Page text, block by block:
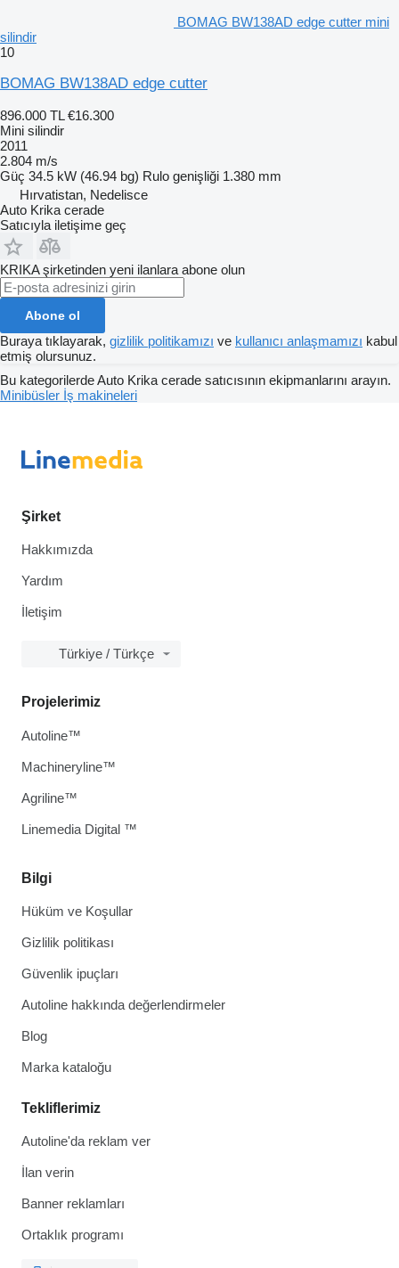
BOMAG BW138AD edge cutter mini
silindir
10
BOMAG BW138AD edge cutter
896.000 TL €16.300
Mini silindir
2011
2.804 m/s
Güç 34.5 kW (46.94 bg) Rulo genişliği 1.380 mm
Hırvatistan, Nedelisce
Auto Krika cerade
Satıcıyla iletişime geç
KRIKA şirketinden yeni ilanlara abone olun
Abone ol
Buraya tıklayarak, gizlilik politikamızı ve kullanıcı anlaşmamızı kabul
etmiş olursunuz.
Bu kategorilerde Auto Krika cerade satıcısının ekipmanlarını arayın.
Minibüsler İş makineleri
Şirket
Hakkımızda
Yardım
İletişim
Türkiye / Türkçe
Bilgi
Hüküm ve Koşullar
Gizlilik politikası
Güvenlik ipuçları
Autoline hakkında değerlendirmeler
Blog
Marka kataloğu
Tekliflerimiz
Autoline'da reklam ver
İlan verin
Banner reklamları
Ortaklık programı
Projelerimiz
Autoline™
Machineryline™
Agriline™
Linemedia Digital ™